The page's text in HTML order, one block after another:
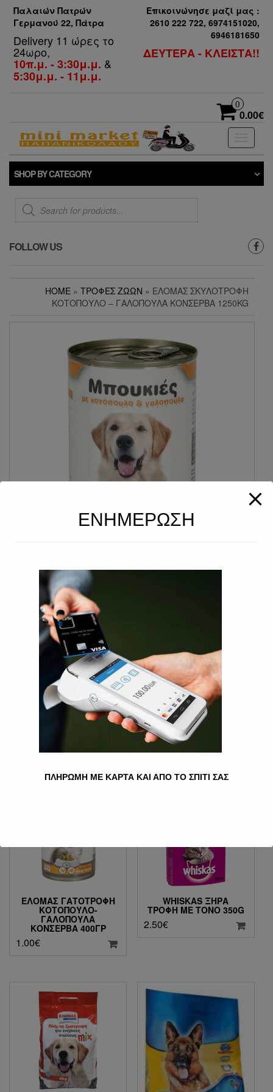
Παλαιών Πατρών
Γερμανού 22, Πάτρα
Delivery 11 ώρες το
24ωρο,
10π.μ. - 3:30μ.μ. &
5:30μ.μ. - 11μ.μ.
Επικοινώνησε μαζί μας :
2610 222 722, 6974151020,
6946181650
ΔΕΥΤΕΡΑ - ΚΛΕΙΣΤΑ!!
0
0.00€
SHOP BY CATEGORY
Products
search
FOLLOW US
HOME » ΤΡΟΦΕΣ ΖΩΩΝ » ΕΛΟΜΆΣ ΣΚΥΛΟΤΡΟΦΉ
ΚΟΤΌΠΟΥΛΟ – ΓΑΛΟΠΟΎΛΑ ΚΟΝΣΈΡΒΑ 1250KG
ΕΛΟΜΆΣ ΣΚΥΛΟΤΡΟΦΉ
ΚΟΤΌΠΟΥΛΟ – ΓΑΛΟΠΟΎΛΑ
ΚΟΝΣΈΡΒΑ 1250KG
Ποσότητα Προσθήκη στο καλάθι
ΤΡΟΦΕΣ ΖΩΩΝ
Σχετικά προϊόντα
ΕΛΟΜΆΣ ΓΑΤΟΤΡΟΦΉ
ΚΟΤΌΠΟΥΛΟ-
ΓΑΛΟΠΟΎΛΑ
ΚΟΝΣΈΡΒΑ 400ΓΡ
1.00€
WHISKAS ΞΗΡΆ
ΤΡΟΦΉ ΜΕ ΤΌΝΟ 350G
2.50€
ΕΝΗΜΕΡΩΣΗ
ΠΛΗΡΩΜΗ ΜΕ ΚΑΡΤΑ ΚΑΙ ΑΠΟ ΤΟ ΣΠΙΤΙ ΣΑΣ